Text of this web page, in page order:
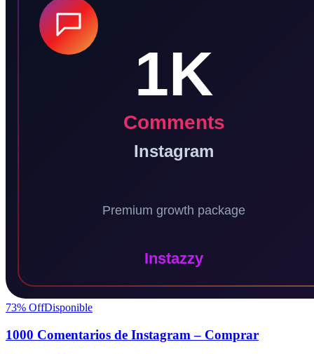
73% OffDisponible
1000 Comentarios de Instagram – Comprar